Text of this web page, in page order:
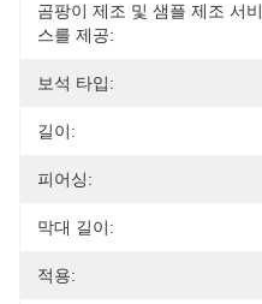
곰팡이 제조 및 샘플 제조 서비
스를 제공:
보석 타입:
길이:
피어싱:
막대 길이:
적용: